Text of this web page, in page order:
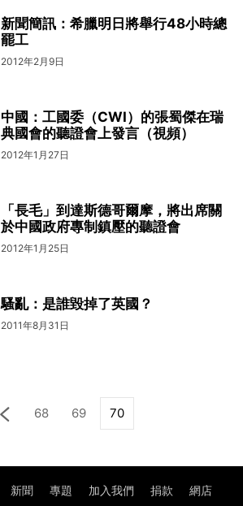
新聞簡訊：希臘明日將舉行48小時總
罷工
2012年2月9日
中國：工國委（CWI）的張蜀傑在瑞
典國會的聽證會上發言（視頻）
2012年1月27日
「長毛」到達斯德哥爾摩，將出席關
於中國政府專制鎮壓的聽證會
2012年1月25日
騷亂：是誰毀掉了英國？
2011年8月31日
68 69 70
新聞 專題 加入我們 捐款 網店